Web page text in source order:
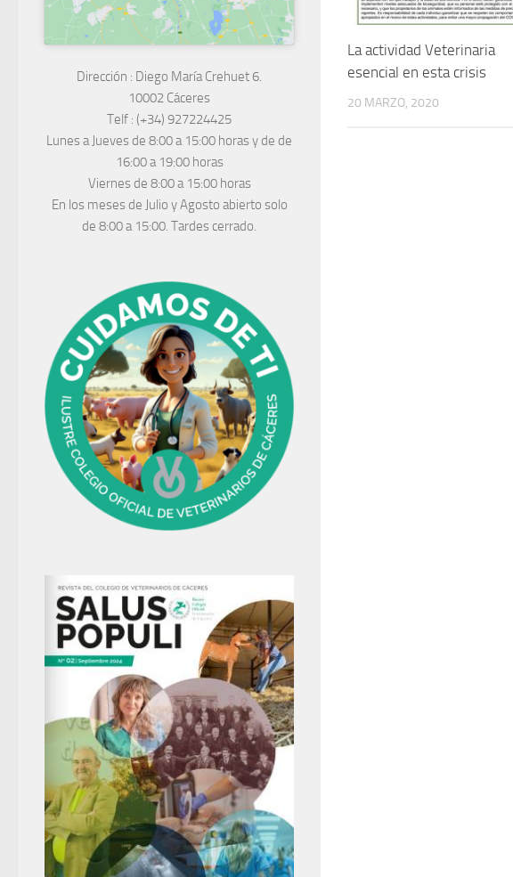
La actividad Veterinaria
esencial en esta crisis
20 MARZO, 2020
Dirección : Diego María Crehuet 6.
10002 Cáceres
Telf : (+34) 927224425
Lunes a Jueves de 8:00 a 15:00 horas y de de
16:00 a 19:00 horas
Viernes de 8:00 a 15:00 horas
En los meses de Julio y Agosto abierto solo
de 8:00 a 15:00. Tardes cerrado.